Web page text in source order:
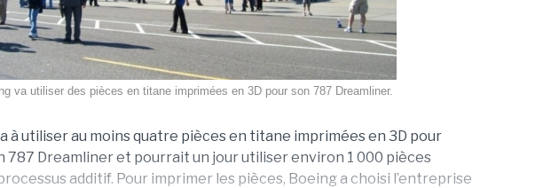
va utiliser des pièces en titane imprimées en 3D pour son 787 Dreamliner.
à utiliser au moins quatre pièces en titane imprimées en 3D pour
787 Dreamliner et pourrait un jour utiliser environ 1 000 pièces
additif. Pour imprimer les pièces, Boeing a choisi l’entreprise